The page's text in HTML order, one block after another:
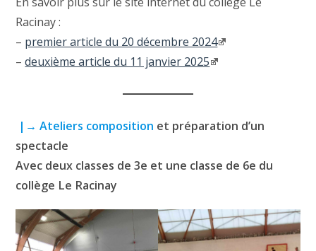
Racinay :
– premier article du 20 décembre 2024
–deuxième article du 11 janvier 2025
|→ Ateliers composition et préparation d’un
spectacle
Avec deux classes de 3e et une classe de 6e du
collège Le Racinay